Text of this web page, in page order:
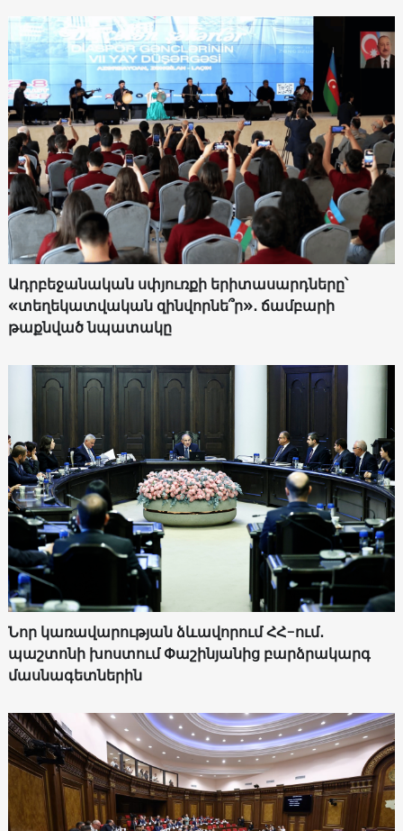
Ադրբեջանական սփյուռքի երիտասարդները՝
«տեղեկատվական զինվորնե՞ր»․ ճամբարի
թաքնված նպատակը
Նոր կառավարության ձևավորում ՀՀ-ում․
պաշտոնի խոստում Փաշինյանից բարձրակարգ
մասնագետներին